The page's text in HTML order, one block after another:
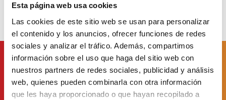
Esta página web usa cookies
Las cookies de este sitio web se usan para personalizar
el contenido y los anuncios, ofrecer funciones de redes
sociales y analizar el tráfico. Además, compartimos
información sobre el uso que haga del sitio web con
nuestros partners de redes sociales, publicidad y análisis
web, quienes pueden combinarla con otra información
que les haya proporcionado o que hayan recopilado a
Suscríbete anuestro boletín